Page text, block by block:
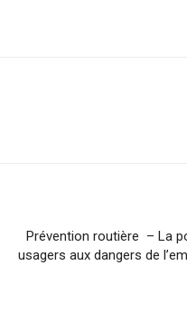
Prévention routière – La
usagers aux dangers de